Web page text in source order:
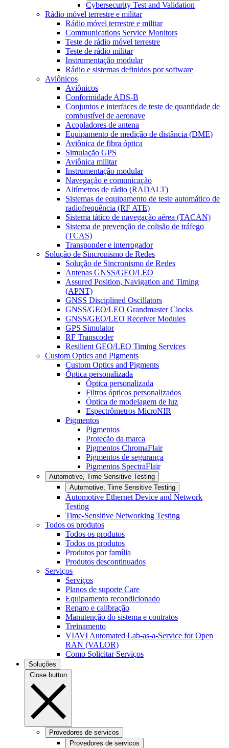
Cybersecurity Test and Validation
Rádio móvel terrestre e militar
Rádio móvel terrestre e militar
Communications Service Monitors
Teste de rádio móvel terrestre
Teste de rádio militar
Instrumentação modular
Rádio e sistemas definidos por software
Aviônicos
Aviônicos
Conformidade ADS-B
Conjuntos e interfaces de teste de quantidade de
combustível de aeronave
Acopladores de antena
Equipamento de medição de distância (DME)
Aviônica de fibra óptica
Simulação GPS
Aviônica militar
Instrumentação modular
Navegação e comunicação
Altímetros de rádio (RADALT)
Sistemas de equipamento de teste automático de
radiofrequência (RF ATE)
Sistema tático de navegação aérea (TACAN)
Sistema de prevenção de colisão de tráfego
(TCAS)
Transponder e interrogador
Solução de Sincronismo de Redes
Solução de Sincronismo de Redes
Antenas GNSS/GEO/LEO
Assured Position, Navigation and Timing
(APNT)
GNSS Disciplined Oscillators
GNSS/GEO/LEO Grandmaster Clocks
GNSS/GEO/LEO Receiver Modules
GPS Simulator
RF Transcoder
Resilient GEO/LEO Timing Services
Custom Optics and Pigments
Custom Optics and Pigments
Óptica personalizada
Óptica personalizada
Filtros ópticos personalizados
Óptica de modelagem de luz
Espectrômetros MicroNIR
Pigmentos
Pigmentos
Proteção da marca
Pigmentos ChromaFlair
Pigmentos de segurança
Pigmentos SpectraFlair
Automotive, Time Sensitive Testing
Automotive, Time Sensitive Testing
Automotive Ethernet Device and Network
Testing
Time-Sensitive Networking Testing
Todos os produtos
Todos os produtos
Todos os produtos
Produtos por família
Produtos descontinuados
Serviços
Serviços
Planos de suporte Care
Equipamento recondicionado
Reparo e calibração
Manutenção do sistema e contratos
Treinamento
VIAVI Automated Lab-as-a-Service for Open
RAN (VALOR)
Como Solicitar Serviços
Soluções
Close button
Provedores de servicos
Provedores de servicos